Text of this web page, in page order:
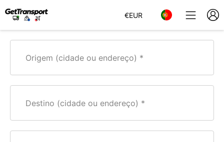
€EUR
Origem (cidade ou endereço)
Destino (cidade ou endereço)